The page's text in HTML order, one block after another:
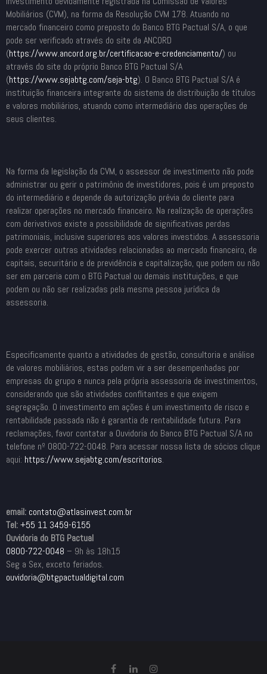
Mobiliários (CVM), na forma da Resolução CVM 178. Atuando no
mercado financeiro como preposto do Banco BTG Pactual S/A, o que
pode ser verificado através do site da ANCORD
(https://www.ancord.org.br/certificacao-e-credenciamento/) ou
através do site do próprio Banco BTG Pactual S/A
(https://www.sejabtg.com/seja-btg). O Banco BTG Pactual S/A é
instituição financeira integrante do sistema de distribuição de títulos
e valores mobiliários, atuando como intermediário das operações de
seus clientes.
Na forma da legislação da CVM, o assessor de investimento não pode
administrar ou gerir o patrimônio de investidores, pois é um preposto
do intermediário e depende da autorização prévia do cliente para
realizar operações no mercado financeiro. Na realização de operações
com derivativos existe a possibilidade de significativas perdas
patrimoniais, inclusive superiores aos valores investidos. A assessoria
pode exercer outras atividades relacionadas ao mercado financeiro, de
capitais, securitário e de previdência e capitalização, que podem ou não
ser em parceria com o BTG Pactual ou demais instituições, e que
podem ou não ser realizadas pela mesma pessoa jurídica da
assessoria.
Especificamente quanto a atividades de gestão, consultoria e análise
de valores mobiliários, estas podem vir a ser desempenhadas por
empresas do grupo e nunca pela própria assessoria de investimentos,
considerando que são atividades conflitantes e que exigem
segregação. O investimento em ações é um investimento de risco e
rentabilidade passada não é garantia de rentabilidade futura. Para
reclamações, favor contatar a Ouvidoria do Banco BTG Pactual S/A no
telefone nº 0800-722-0048. Para acessar nossa lista de sócios clique
aqui: https://www.sejabtg.com/escritorios.
email: contato@atlasinvest.com.br
Tel:+55 11 3459-6155
Ouvidoria do BTG Pactual
0800-722-0048 – 9h às 18h15
Seg a Sex, exceto feriados.
ouvidoria@btgpactualdigital.com